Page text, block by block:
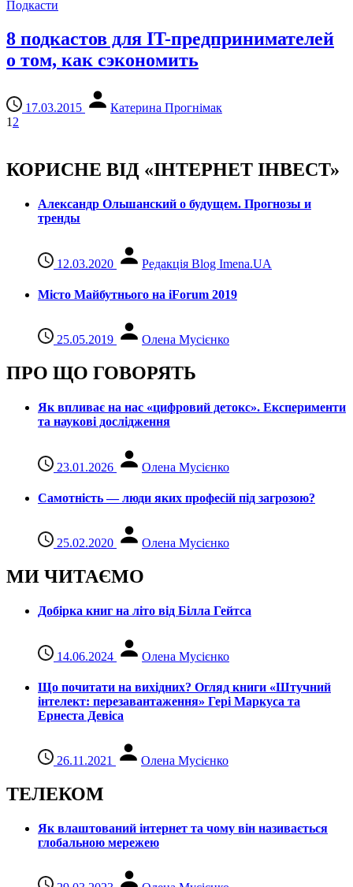
Подкасти
8 подкастов для IT-предпринимателей
о том, как сэкономить
17.03.2015
Катерина Прогнімак
1 2
КОРИСНЕ ВІД «ІНТЕРНЕТ ІНВЕСТ»
Александр Ольшанский о будущем. Прогнозы и
тренды
12.03.2020 Редакція Blog Imena.UA
Місто Майбутнього на iForum 2019
25.05.2019 Олена Мусієнко
ПРО ЩО ГОВОРЯТЬ
Як впливає на нас «цифровий детокс». Експерименти
та наукові дослідження
23.01.2026 Олена Мусієнко
Самотність — люди яких професій під загрозою?
25.02.2020 Олена Мусієнко
МИ ЧИТАЄМО
Добірка книг на літо від Білла Гейтса
14.06.2024 Олена Мусієнко
Що почитати на вихідних? Огляд книги «Штучний
інтелект: перезавантаження» Гері Маркуса та
Ернеста Девіса
26.11.2021 Олена Мусієнко
ТЕЛЕКОМ
Як влаштований інтернет та чому він називається
глобальною мережею